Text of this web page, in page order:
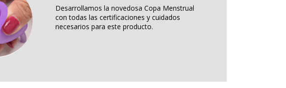
Desarrollamos la novedosa Copa Menstrual
con todas las certificaciones y cuidados
necesarios para este producto.